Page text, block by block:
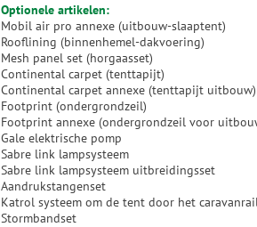
Optionele artikelen:
Mobil air pro annexe (uitbouw-slaaptent)
Rooflining (binnenhemel-dakvoering)
Mesh panel set (horgaasset)
Continental carpet (tenttapijt)
Continental carpet annexe (tenttapijt uitbouw)
Footprint (ondergrondzeil)
Footprint annexe (ondergrondzeil voor
Gale elektrische pomp
Sabre link lampsysteem
Sabre link lampsysteem uitbreidingsset
Aandrukstangenset
Katrol systeem om de tent door het
Stormbandset